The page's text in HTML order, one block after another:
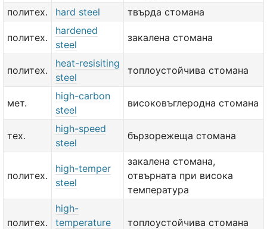
политех.
hard steel твърда стомана
политех.
hardened
steel
закалена стомана
политех.
heat-resisiting
steel
топлоустойчива стомана
мет.
high-carbon
steel
високовъглеродна стомана
тех.
high-speed
steel
бързорежеща стомана
политех.
high-temper
steel
закалена стомана,
отвърната при висока
температура
политех.
high-
temperature
топлоустойчива стомана